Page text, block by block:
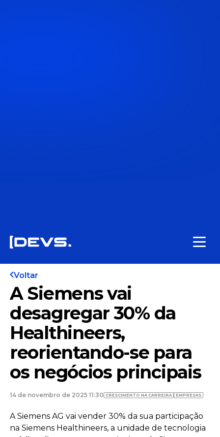
Voltar
A Siemens vai
desagregar 30% da
Healthineers,
reorientando-se para
os negócios principais
14 de novembro de 2025 11:30 CRESCIMENTO NA CARREIRA EMPRESAS
A Siemens AG vai vender 30% da sua participação
na Siemens Healthineers, a unidade de tecnologia